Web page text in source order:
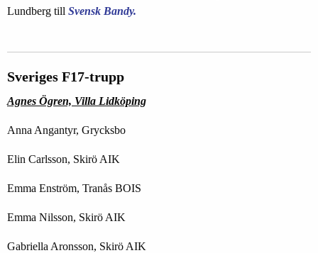
Lundberg till Svensk Bandy.
Sveriges F17-trupp
Agnes Ögren, Villa Lidköping
Anna Angantyr, Grycksbo
Elin Carlsson, Skirö AIK
Emma Enström, Tranås BOIS
Emma Nilsson, Skirö AIK
Gabriella Aronsson, Skirö AIK